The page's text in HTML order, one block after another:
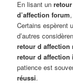
En lisant un
d’affection forum
Certains espèrent
d’autres
retour d affection
retour d affection
patience est
réussi.